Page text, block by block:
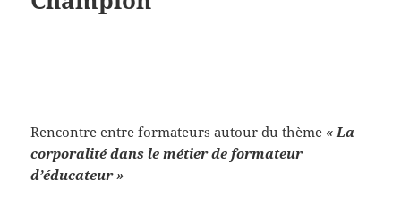
Rencontre entre formateurs autour du thème « La
corporalité dans le métier de formateur
d’éducateur »